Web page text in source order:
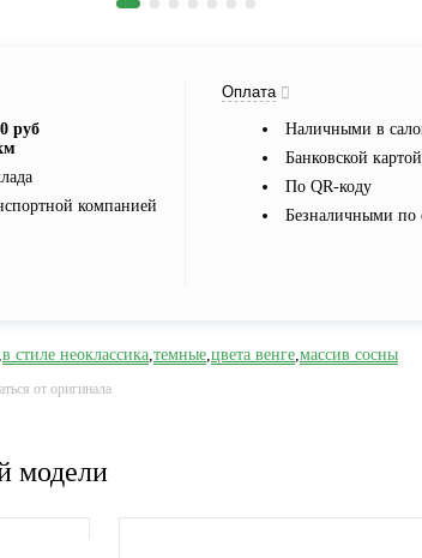
руб
компанией
Оплата
Наличными в
Банковской картой
По QR-коду
Безналичными по
,в стиле неоклассика,темные,цвета венге,массив сосны
от оригинала
модели